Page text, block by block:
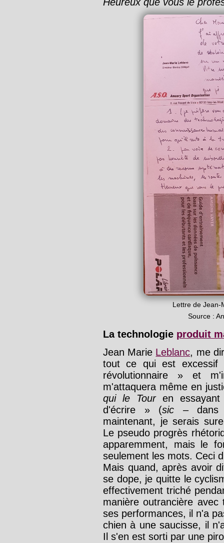
Lettre de
Source :
La technologie produit
Jean Marie Leblanc, me
tout ce qui est excessif
révolutionnaire » et
m'attaquera même en
qui le Touren essayant
d'écrire » (sic – dans
maintenant, je serais
Le pseudo progrès
apparemment, mais le
seulement les mots. Ceci
Mais quand, après avoir
se dope, je quitte le
effectivement triché
manière outrancière
ses performances, il n'a
chien à une saucisse, il
Il s'en est sorti par une